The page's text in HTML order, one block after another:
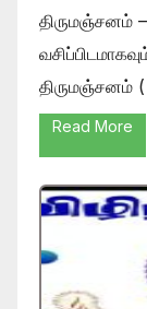
திருமஞ்சனம் –
திருமஞ்சனம்
Read More